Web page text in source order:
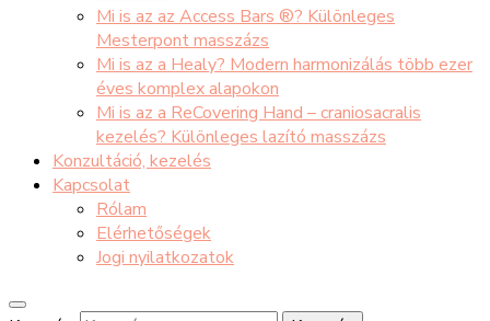
Mi is az az Access Bars ®? Különleges
Mesterpont masszázs
Mi is az a Healy? Modern harmonizálás több ezer
éves komplex alapokon
Mi is az a ReCovering Hand – craniosacralis
kezelés? Különleges lazító masszázs
Konzultáció, kezelés
Kapcsolat
Rólam
Elérhetőségek
Jogi nyilatkozatok